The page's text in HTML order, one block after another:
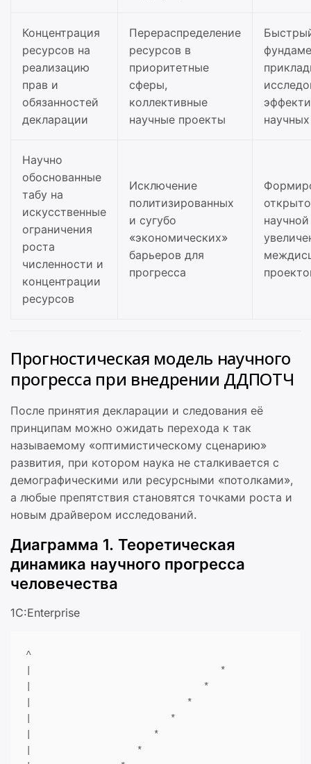
Концентрация
ресурсов на
реализацию
прав и
обязанностей
декларации
Перераспределение
ресурсов в
приоритетные
сферы,
коллективные
научные проекты
Научно
обоснованные
табу на
искусственные
ограничения
роста
численности и
концентрации
ресурсов
Исключение
политизированных
и сугубо
«экономических»
барьеров для
прогресса
Прогностическая модель научного
прогресса при внедрении ДДПОТЧ
После принятия декларации и следования её
принципам можно ожидать перехода к так
называемому «оптимистическому сценарию»
развития, при котором наука не сталкивается с
демографическими или ресурсными «потолками»,
а любые препятствия становятся точками роста и
новым драйвером исследований.
Диаграмма 1. Теоретическая
динамика научного прогресса
человечества
1C:Enterprise
^
|                                  *
|                               *
|                            *
|                         *
|                      *
|                   *